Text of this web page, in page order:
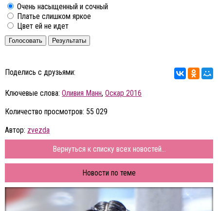
Очень насыщенный и сочный
Платье слишком яркое
Цвет ей не идет
Голосовать Результаты
Поделись с друзьями:
Ключевые слова: Оливия Манн, Оскар 2016
Количество просмотров: 55 029
Автор: zvezda
Вернуться к списку всех новостей...
Новости по теме